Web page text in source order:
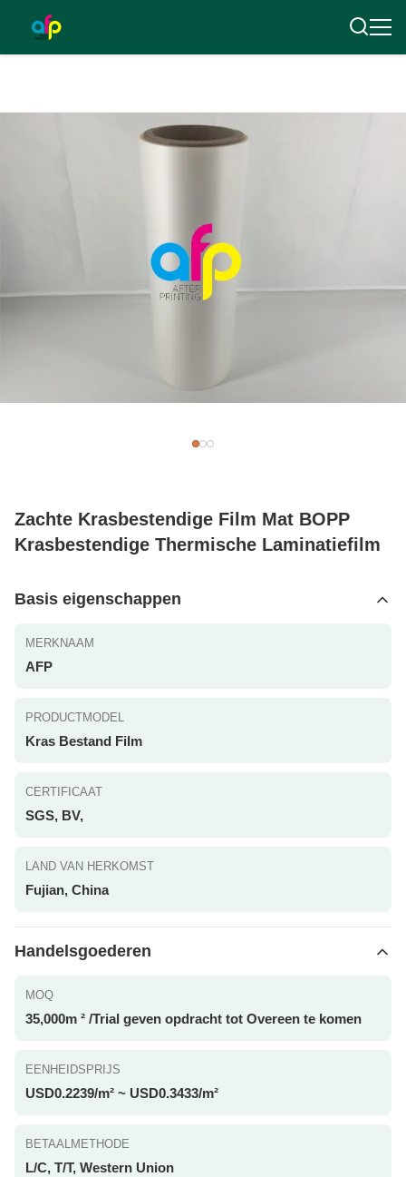
Zachte Krasbestendige Film Mat BOPP
Krasbestendige Thermische Laminatiefilm
Basis eigenschappen
MERKNAAM
AFP
PRODUCTMODEL
Kras Bestand Film
CERTIFICAAT
SGS, BV,
LAND VAN HERKOMST
Fujian, China
Handelsgoederen
MOQ
35,000m ² /Trial geven opdracht tot Overeen te komen
EENHEIDSPRIJS
USD0.2239/m² ~ USD0.3433/m²
BETAALMETHODE
L/C, T/T, Western Union